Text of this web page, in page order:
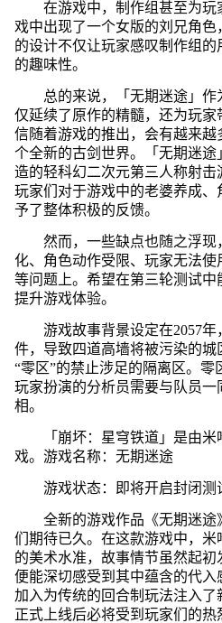
在游戏中，制作组甚至为
戏中出现了一个女版的刘兄角
的设计不仅让玩家感叹制作组
的趣味性。
总的来说，「无期迷途」
仅延续了原作的精髓，还为玩
信随着游戏的推出，会有越来
个全新的古剑世界。「无期迷
造的轻科幻二次元第三人称射击
玩家们对于游戏中的老婆养成
予了整体积极的反馈。
然而，一些缺点也随之浮
化、角色动作受限、玩家无法
等问题上。希望在第三轮测试中
提升游戏体验。
游戏故事背景设定在2057
件，导致四道高墙将被污染的
“零区”的禁止涉足的隔离区。零
玩家扮演的分析员需要与队员
相。
「崩坏：星穹铁道」是由
戏。游戏名称：无期迷途
游戏状态：即将开启封闭测
全新的游戏作品《无期迷
们期待已久。在这款游戏中，
的美术水准，故事情节虽然起
便能深切感受到其中蕴含的代
加入为传统的回合制玩法注入
正式上线后必将受到玩家们的